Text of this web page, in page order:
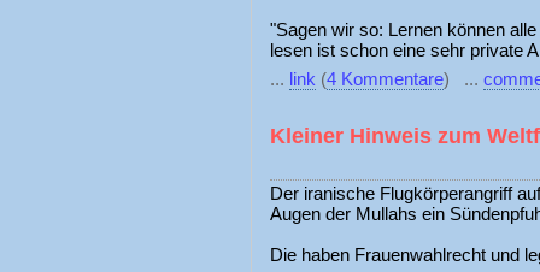
"Sagen wir so: Lernen können
lesen ist schon eine sehr private
... link (4 Kommentare) ...
Kleiner Hinweis zum
Der iranische Flugkörperangriff
Augen der Mullahs ein
Die haben Frauenwahlrecht und